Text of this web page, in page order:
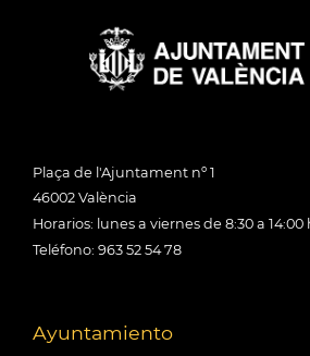
Plaça de l'Ajuntament nº 1
46002 València
Horarios: lunes a viernes de 8:30 a 14:00
Teléfono: 963 52 54 78
Ayuntamiento